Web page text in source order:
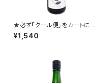
★必ず「クール便」をカートに追
加してご注文ください。★ 初
亀 Origarami Sparkling 3
¥1,540